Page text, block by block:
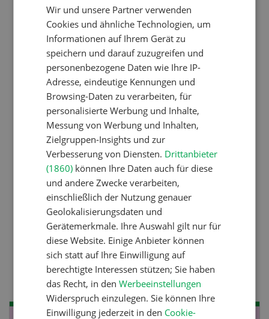
Schweizer Kuhnamen: Liste
von A-Z
Pflanzenbau
Erst das Ziel, dann die
Zwischenfrucht
Betriebsführung
Kein Dauergarten ohne
Bewilligung
Pflanzenbau
Raufutter aus dem Sack
Wir und unsere Partner verwenden
Cookies und ähnliche Technologien, um
Informationen auf Ihrem Gerät zu
speichern und darauf zuzugreifen und
personenbezogene Daten wie Ihre IP-
Adresse, eindeutige Kennungen und
Browsing-Daten zu verarbeiten, für
personalisierte Werbung und Inhalte,
Messung von Werbung und Inhalten,
Zielgruppen-Insights und zur
Verbesserung von Diensten. Drittanbieter
(1860) können Ihre Daten auch für diese
und andere Zwecke verarbeiten,
einschließlich der Nutzung genauer
Geolokalisierungsdaten und
Gerätemerkmale. Ihre Auswahl gilt nur für
diese Website. Einige Anbieter können
sich statt auf Ihre Einwilligung auf
berechtigte Interessen stützen; Sie haben
das Recht, in denWerbeeinstellungen
Widerspruch einzulegen. Sie können Ihre
Einwilligung jederzeit in den Cookie-